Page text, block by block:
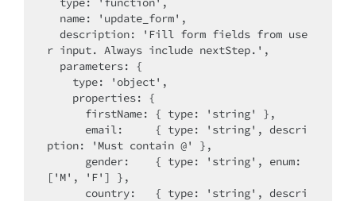
r input. Always include nextStep.',
ption: 'Must contain @' },
['M', 'F'] },